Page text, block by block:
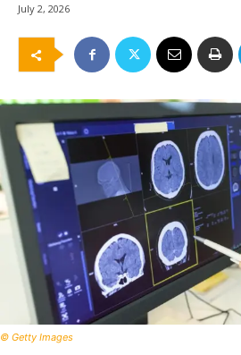
July 2, 2026
© Getty Images